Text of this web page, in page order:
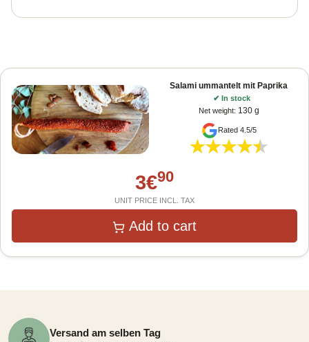
Salami ummantelt mit Paprika
✔ In stock
Net weight: 130 g
Rated 4.5/5
3€90
UNIT PRICE INCL. TAX
Add to cart
Versand am selben Tag